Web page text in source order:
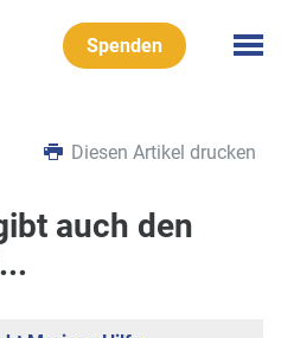
Spenden
Diesen Artikel drucken
auch den